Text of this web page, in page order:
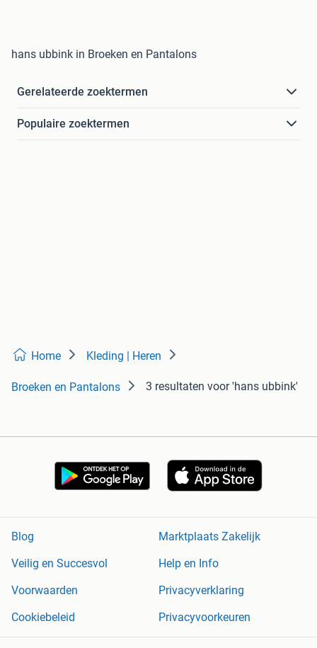
hans ubbink in Broeken en Pantalons
Gerelateerde zoektermen
Populaire zoektermen
Home Kleding | Heren
Broeken en Pantalons 3 resultaten voor 'hans ubbink'
Blog
Marktplaats Zakelijk
Veilig en Succesvol
Help en Info
Voorwaarden
Privacyverklaring
Cookiebeleid
Privacyvoorkeuren